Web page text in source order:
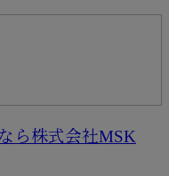
ら株式会社MSK